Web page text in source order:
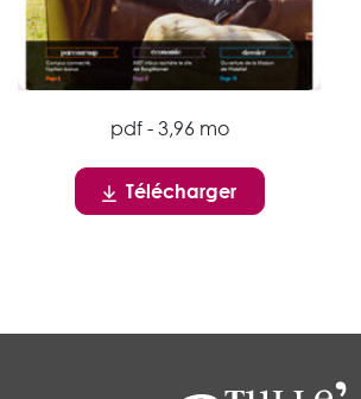
pdf - 3,96 mo
Télécharger